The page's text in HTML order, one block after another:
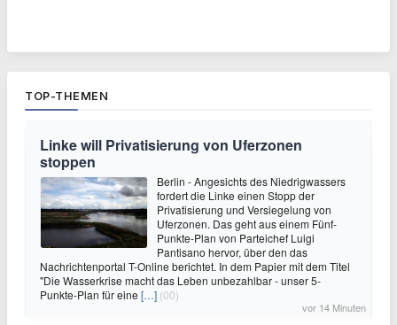
TOP-THEMEN
Linke will Privatisierung von Uferzonen
stoppen
Berlin - Angesichts des Niedrigwassers
fordert die Linke einen Stopp der
Privatisierung und Versiegelung von
Uferzonen. Das geht aus einem Fünf-
Punkte-Plan von Parteichef Luigi
Pantisano hervor, über den das
Nachrichtenportal T-Online berichtet. In dem Papier mit dem Titel
"Die Wasserkrise macht das Leben unbezahlbar - unser 5-
Punkte-Plan für eine […] (00)
vor 14 Minuten